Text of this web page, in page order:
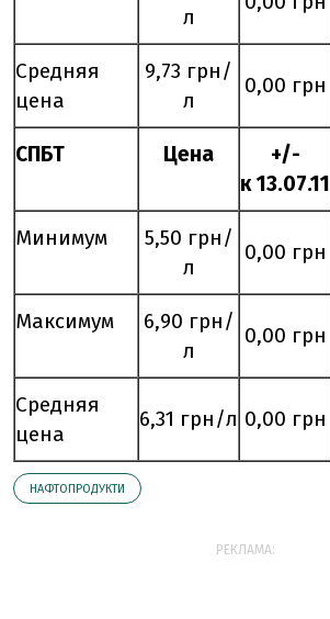
л
Средняя
цена
9,73 грн/
л
0,00 грн
СПБТ Цена
+/-
к13.07.11
Минимум
5,50 грн/
л
0,00 грн
Максимум
6,90 грн/
л
0,00 грн
Средняя
цена
6,31 грн/л 0,00 грн
НАФТОПРОДУКТИ
РЕКЛАМА: